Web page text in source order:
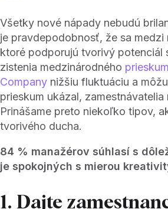
Všetky nové nápady nebudú
je pravdepodobnosť, že sa medzi
ktoré podporujú tvorivý potenciál
zistenia medzinárodného
Company nižšiu fluktuáciu a
prieskum ukázal,
Prinášame preto niekoľko tipov,
tvorivého ducha.
84 % manažérov súhlasí s
je spokojných s mierou
1. Dajte